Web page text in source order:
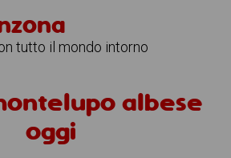
tutto il mondo intorno
albese
oggi